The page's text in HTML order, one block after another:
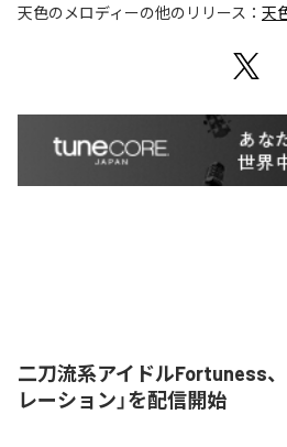
天色のメロディーの他のリリース： 天
二刀流系アイドルFortuness
レーション」を配信開始